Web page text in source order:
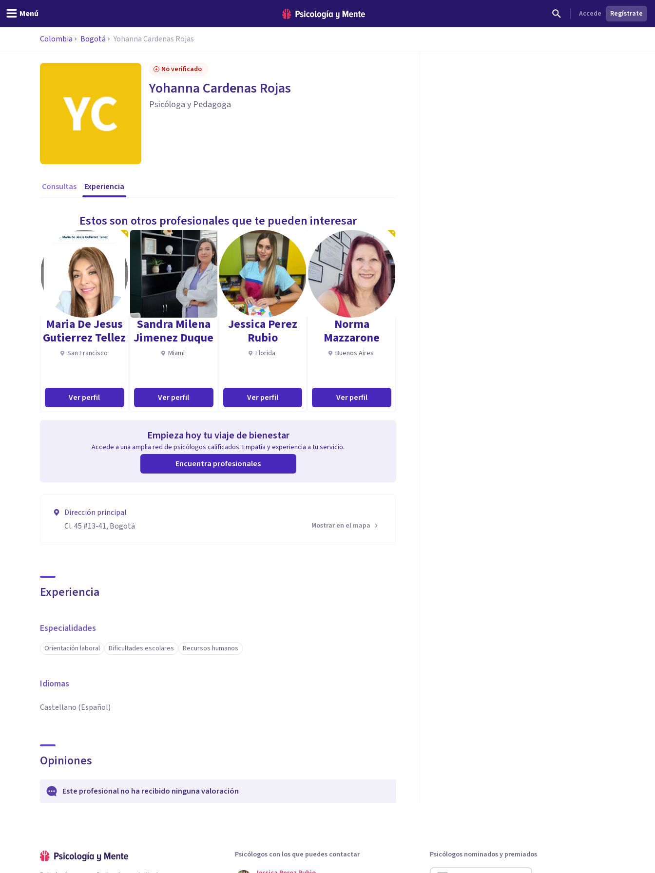
Menú Accede Regístrate
Colombia Bogotá Yohanna Cardenas Rojas
No verificado
Yohanna Cardenas Rojas
Psicóloga y Pedagoga
Consultas Experiencia
Estos son otros profesionales que te pueden interesar
Maria De Jesus
Gutierrez Tellez
San Francisco
Ver perfil
Sandra Milena
Jimenez Duque
Miami
Ver perfil
Jessica Perez
Rubio
Florida
Ver perfil
Norma
Mazzarone
Buenos Aires
Ver perfil
Empieza hoy tu viaje de bienestar
Accede a una amplia red de psicólogos calificados. Empatía y experiencia a tu servicio.
Encuentra profesionales
Dirección principal
Cl. 45 #13-41, Bogotá
Mostrar en el mapa
Experiencia
Especialidades
Orientación laboral Dificultades escolares Recursos humanos
Idiomas
Castellano (Español)
Opiniones
Este profesional no ha recibido ninguna valoración
Psicólogos con los que puedes contactar
Psicólogos nominados y premiados